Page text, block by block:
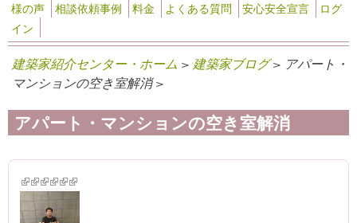
様の声
相談依頼事例 料金 よくある質問 安心安全宣言
ログ
イン
建築家紹介センター・ホーム > 建築家ブログ> アパート・
マンションの空き室解消 >
アパート・マンションの空き室解消
(link is external)
(link is external)
(link is external)
(link is external)
(link is external)
(link is external)